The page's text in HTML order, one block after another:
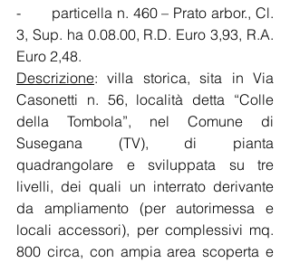
-       particella n. 460 – Prato arbor., Cl.
3, Sup. ha 0.08.00, R.D. Euro 3,93, R.A.
Euro 2,48.
Descrizione: villa storica, sita in Via
Casonetti n. 56, località detta “Colle
della Tombola”, nel Comune di
Susegana (TV), di pianta
quadrangolare e sviluppata su tre
livelli, dei quali un interrato derivante
da ampliamento (per autorimessa e
locali accessori), per complessivi mq.
800 circa, con ampia area scoperta e